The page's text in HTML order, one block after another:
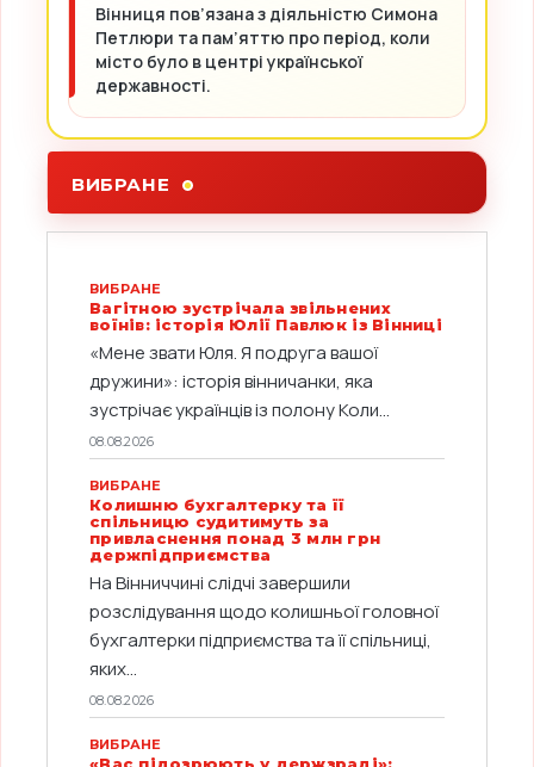
Вінниця пов’язана з діяльністю Симона
Петлюри та пам’яттю про період, коли
місто було в центрі української
державності.
ВИБРАНЕ
ВИБРАНЕ
Вагітною зустрічала звільнених
воїнів: історія Юлії Павлюк із Вінниці
«Мене звати Юля. Я подруга вашої
дружини»: історія вінничанки, яка
зустрічає українців із полону Коли...
08.08.2026
ВИБРАНЕ
Колишню бухгалтерку та її
спільницю судитимуть за
привласнення понад 3 млн грн
держпідприємства
На Вінниччині слідчі завершили
розслідування щодо колишньої головної
бухгалтерки підприємства та її спільниці,
яких...
08.08.2026
ВИБРАНЕ
«Вас підозрюють у держзраді»: